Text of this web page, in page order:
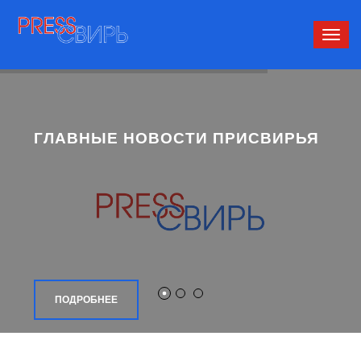
ГЛАВНЫЕ НОВОСТИ ПРИСВИРЬЯ
ПОДРОБНЕЕ